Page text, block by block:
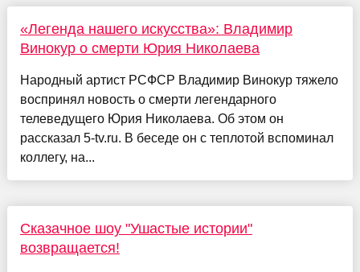
«Легенда нашего искусства»: Владимир
Винокур о смерти Юрия Николаева
Народный артист РСФСР Владимир Винокур тяжело
воспринял новость о смерти легендарного
телеведущего Юрия Николаева. Об этом он
рассказал 5-tv.ru. В беседе он с теплотой вспоминал
коллегу, на...
Сказачное шоу "Ушастые истории"
возвращается!